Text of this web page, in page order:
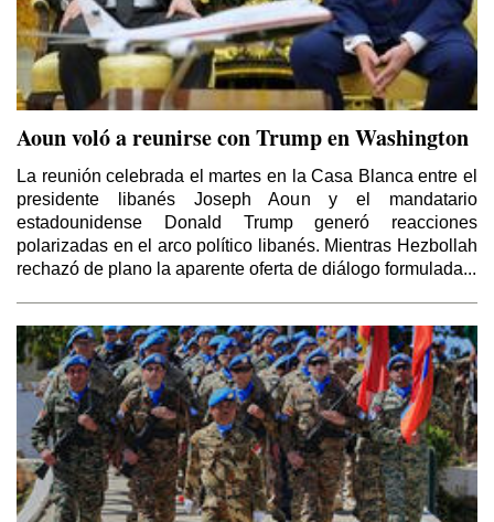
Aoun voló a reunirse con Trump en Washington
La reunión celebrada el martes en la Casa Blanca entre el
presidente libanés Joseph Aoun y el mandatario
estadounidense Donald Trump generó reacciones
polarizadas en el arco político libanés. Mientras Hezbollah
rechazó de plano la aparente oferta de diálogo formulada...